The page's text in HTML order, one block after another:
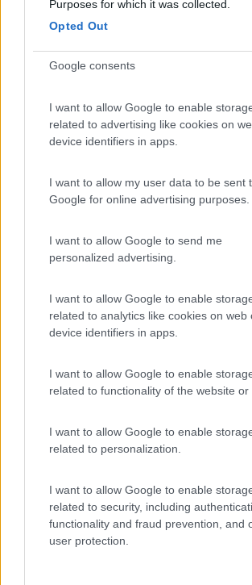
Purposes for which it was collected.
Opted Out
Google consents
I want to allow Google to enable
related to advertising like cookies on
device identifiers in apps.
I want to allow my user data to be sent
Google for online advertising purposes.
I want to allow Google to send me
personalized advertising.
I want to allow Google to enable
related to analytics like cookies on web
device identifiers in apps.
I want to allow Google to enable
related to functionality of the website or
I want to allow Google to enable
related to personalization.
I want to allow Google to enable
related to security, including
functionality and fraud prevention, and
user protection.
impiegatodel...
Inserito il06/07/2024 alle:
allora suguri essere più chiari no ? kgb...cia hanmo
capendo bene di cosa va in cerca ( un classico pore
Lui è stato chiarissimo, sei tu che non hai
Ha chiesto agli utenti di col , che al
il loro modello era venduto, in italia
versione over
impiegatodel...
30975
In risposta al messaggio disalitodel06/07/2024
Non si sta inventando niente, sta solo,
nessun obolo
E trovo altamente offensivo che lo hai
nel suo messaggio non si intuisce